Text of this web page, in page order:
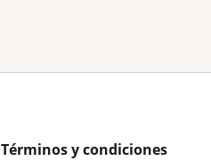
Términos y condiciones